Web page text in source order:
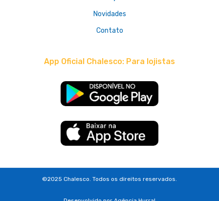
Novidades
Contato
App Oficial Chalesco: Para lojistas
©2025 Chalesco. Todos os direitos reservados.